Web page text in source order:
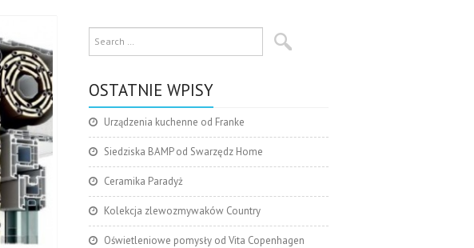
OSTATNIE WPISY
Urządzenia kuchenne od Franke
Siedziska BAMP od Swarzędz Home
Ceramika Paradyż
Kolekcja zlewozmywaków Country
Oświetleniowe pomysły od Vita Copenhagen